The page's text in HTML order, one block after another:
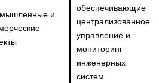
Датчик Pt100
Pt1000
Гильза и датчик Pt1000,
и
обеспечивающие
централизованное
управление и
мониторинг
инженерных
систем.